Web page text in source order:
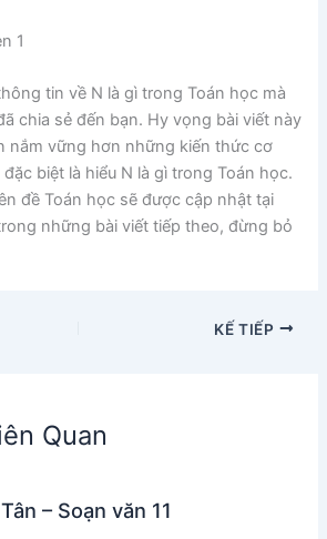
tin về N là gì trong Toán học mà
chia sẻ đến bạn. Hy vọng bài viết này
nắm vững hơn những kiến thức cơ
biệt là hiểu N là gì trong Toán học.
đề Toán học sẽ được cập nhật tại
những bài viết tiếp theo, đừng bỏ
KẾ TIẾP
Quan
– Soạn văn 11